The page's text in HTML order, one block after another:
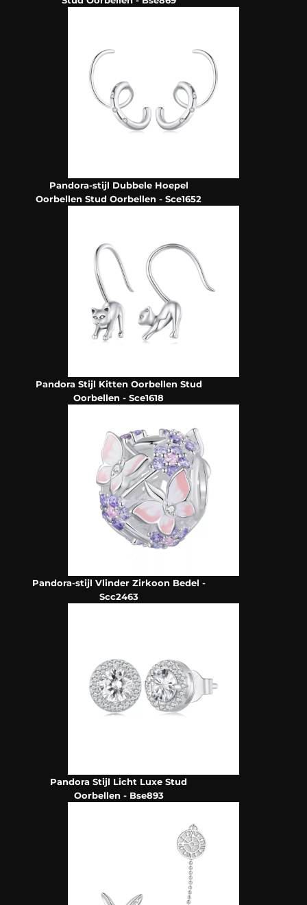
Pandora-stijl Dubbele Hoepel
Oorbellen Stud Oorbellen - Sce1652
Pandora Stijl Kitten Oorbellen Stud
Oorbellen - Sce1618
Pandora-stijl Vlinder Zirkoon Bedel -
Scc2463
Pandora Stijl Licht Luxe Stud
Oorbellen - Bse893